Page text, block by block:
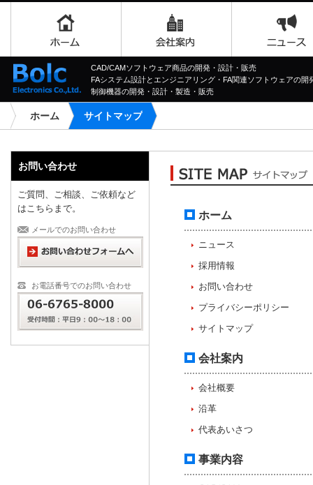
CAD/CAMソフトウェア商品の開発・設計・販売
FAシステム設計とエンジニアリング・FA関連ソフトウェアの開
制御機器の開発・設計・製造・販売
ホーム サイトマップ
ホーム
ニュース
採用情報
お問い合わせ
プライバシーポリシー
サイトマップ
会社案内
会社概要
沿革
代表あいさつ
事業内容
お問い合わせ
ご質問、ご相談、ご依頼など
はこちらまで。
メールでのお問い合わせ
お電話番号でのお問い合わせ